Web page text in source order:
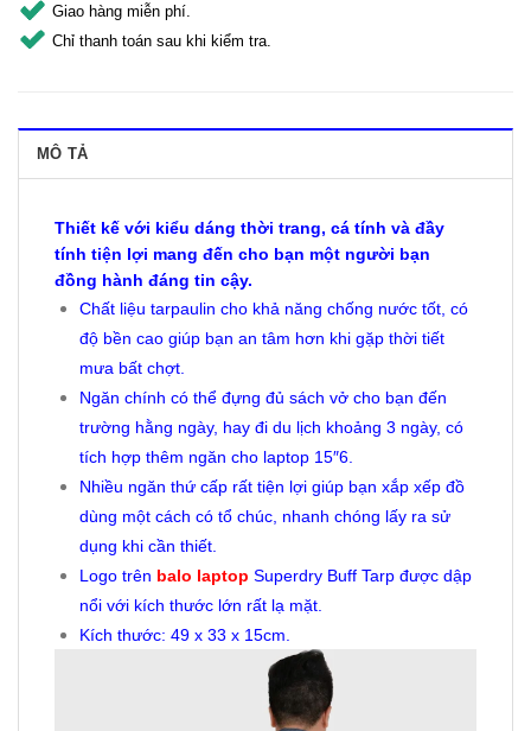
Giao hàng miễn phí.
Chỉ thanh toán sau khi kiểm tra.
MÔ TẢ
Thiết kế với kiểu dáng thời trang, cá tính và đầy
tính tiện lợi mang đến cho bạn một người bạn
đồng hành đáng tin cậy.
Chất liệu tarpaulin cho khả năng chống nước tốt, có
độ bền cao giúp bạn an tâm hơn khi gặp thời tiết
mưa bất chợt.
Ngăn chính có thể đựng đủ sách vở cho bạn đến
trường hằng ngày, hay đi du lịch khoảng 3 ngày, có
tích hợp thêm ngăn cho laptop 15″6.
Nhiều ngăn thứ cấp rất tiện lợi giúp bạn xắp xếp đồ
dùng một cách có tổ chúc, nhanh chóng lấy ra sử
dụng khi cần thiết.
Logo trên balo laptop Superdry Buff Tarp được dập
nổi với kích thước lớn rất lạ mặt.
Kích thước: 49 x 33 x 15cm.